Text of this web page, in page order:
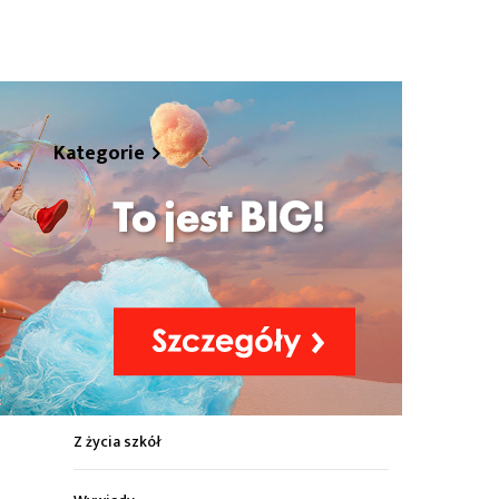
Kategorie
Z życia miasta
Sport
Kultura
Wiadomości z regionu
Z życia szkół